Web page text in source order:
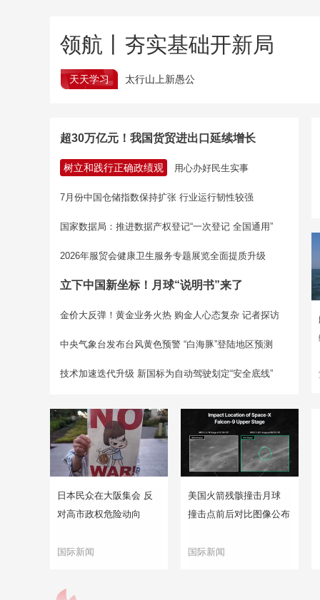
领航丨夯实基础开新局
天天学习 太行山上新愚公
超30万亿元！我国货贸进出口延续增长
树立和践行正确政绩观 用心办好民生实事
7月份中国仓储指数保持扩张 行业运行韧性较强
国家数据局：推进数据产权登记“一次登记 全国通用”
2026年服贸会健康卫生服务专题展览全面提质升级
立下中国新坐标！月球“说明书”来了
金价大反弹！黄金业务火热 购金人心态复杂 记者探访
中央气象台发布台风黄色预警 “白海豚”登陆地区预测
技术加速迭代升级 新国标为自动驾驶划定“安全底线”
日本民众在大阪集会 反
对高市政权危险动向
国际新闻
美国火箭残骸撞击月球
撞击点前后对比图像公布
国际新闻